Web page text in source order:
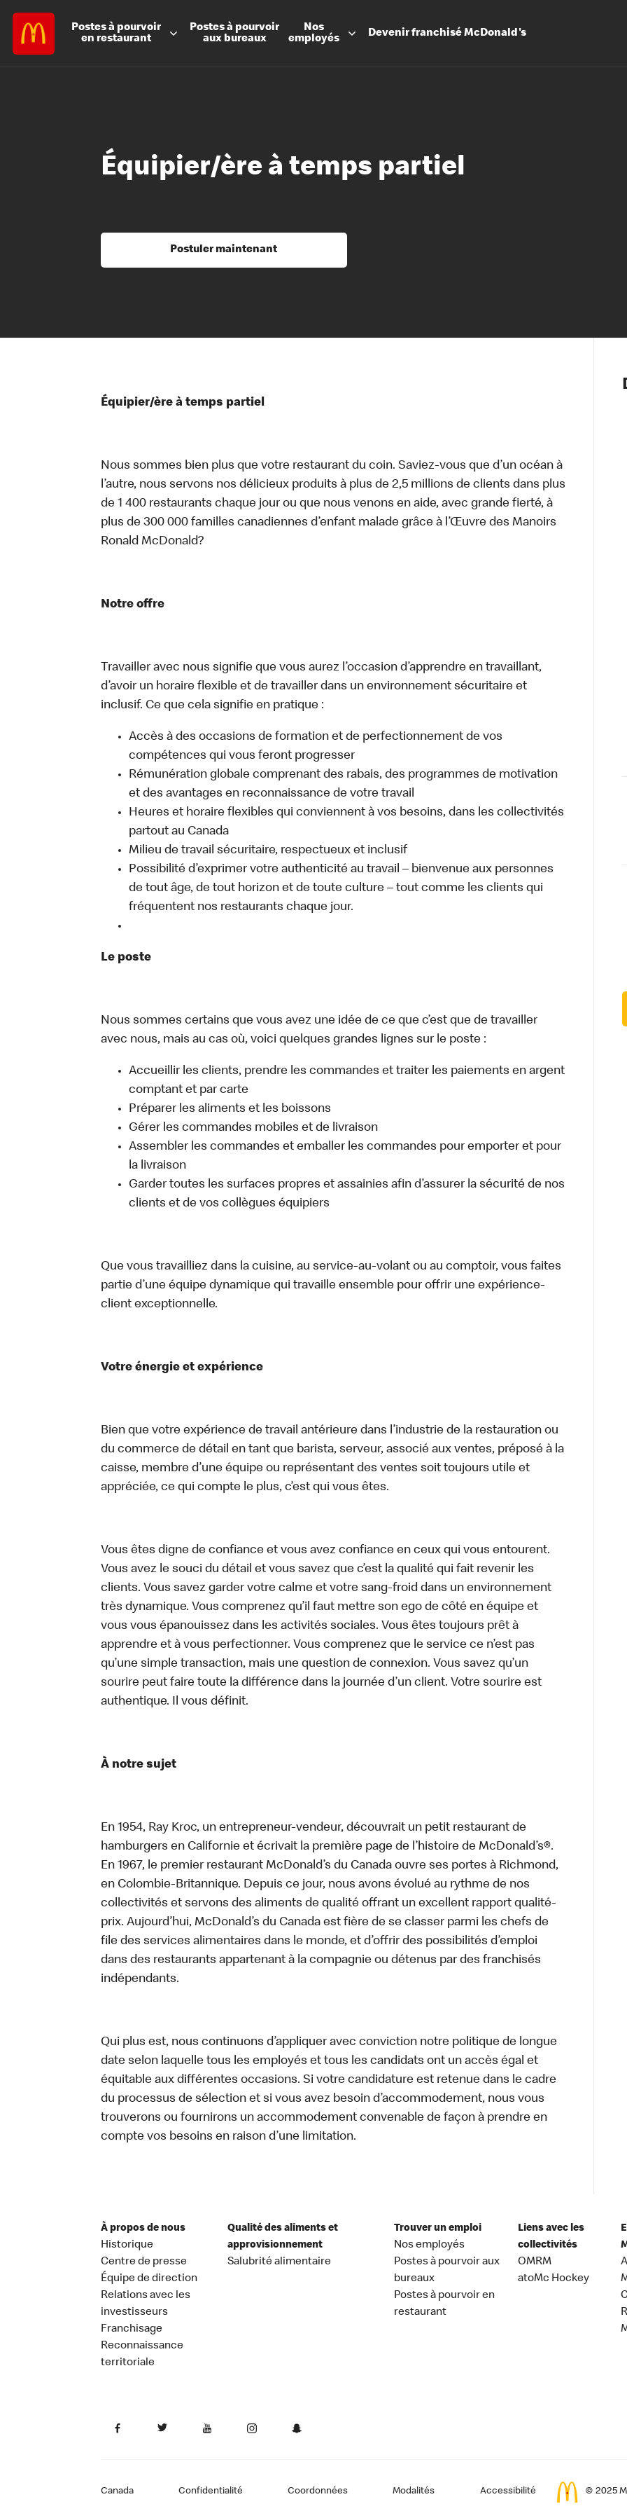
Postes à pourvoir
en restaurant
Postes à pourvoir
aux bureaux
Nos
employés
DevenirfranchiséMcDonald's
Les
Notre
Nos
Santé et
Équipier/ère à temps partiel
Postuler maintenant
Équipier/ère à temps partiel
Nous sommes bien plus que votre restaurant du coin. Saviez-vous que d’un océan à
l’autre, nous servons nos délicieux produits à plus de 2,5 millions de clients dans plus
de 1 400 restaurants chaque jour ou que nous venons en aide, avec grande fierté, à
plus de 300 000 familles canadiennes d’enfant malade grâce à l’Œuvre des Manoirs
Ronald McDonald?
Notre offre
Travailler avec nous signifie que vous aurez l’occasion d’apprendre en travaillant,
d’avoir un horaire flexible et de travailler dans un environnement sécuritaire et
inclusif. Ce que cela signifie en pratique :
Accès à des occasions de formation et de perfectionnement de vos
compétences qui vous feront progresser
Rémunération globale comprenant des rabais, des programmes de motivation
et des avantages en reconnaissance de votre travail
Heures et horaire flexibles qui conviennent à vos besoins, dans les collectivités
partout au Canada
Milieu de travail sécuritaire, respectueux et inclusif
Possibilité d’exprimer votre authenticité au travail – bienvenue aux personnes
de tout âge, de tout horizon et de toute culture – tout comme les clients qui
fréquentent nos restaurants chaque jour.
Le poste
Nous sommes certains que vous avez une idée de ce que c’est que de travailler
avec nous, mais au cas où, voici quelques grandes lignes sur le poste :
Accueillir les clients, prendre les commandes et traiter les paiements en argent
comptant et par carte
Préparer les aliments et les boissons
Gérer les commandes mobiles et de livraison
Assembler les commandes et emballer les commandes pour emporter et pour
la livraison
Garder toutes les surfaces propres et assainies afin d’assurer la sécurité de nos
clients et de vos collègues équipiers
Que vous travailliez dans la cuisine, au service-au-volant ou au comptoir, vous faites
partie d’une équipe dynamique qui travaille ensemble pour offrir une expérience-
client exceptionnelle.
Votre énergie et expérience
Bien que votre expérience de travail antérieure dans l’industrie de la restauration ou
du commerce de détail en tant que barista, serveur, associé aux ventes, préposé à la
caisse, membre d’une équipe ou représentant des ventes soit toujours utile et
appréciée, ce qui compte le plus, c’est qui vous êtes.
Vous êtes digne de confiance et vous avez confiance en ceux qui vous entourent.
Vous avez le souci du détail et vous savez que c’est la qualité qui fait revenir les
clients. Vous savez garder votre calme et votre sang-froid dans un environnement
très dynamique. Vous comprenez qu’il faut mettre son ego de côté en équipe et
vous vous épanouissez dans les activités sociales. Vous êtes toujours prêt à
apprendre et à vous perfectionner. Vous comprenez que le service ce n’est pas
qu’une simple transaction, mais une question de connexion. Vous savez qu’un
sourire peut faire toute la différence dans la journée d’un client. Votre sourire est
authentique. Il vous définit.
À notre sujet
En 1954, Ray Kroc, un entrepreneur-vendeur, découvrait un petit restaurant de
hamburgers en Californie et écrivait la première page de l’histoire de McDonald’s®.
En 1967, le premier restaurant McDonald’s du Canada ouvre ses portes à Richmond,
en Colombie-Britannique. Depuis ce jour, nous avons évolué au rythme de nos
collectivités et servons des aliments de qualité offrant un excellent rapport qualité-
prix. Aujourd’hui, McDonald’s du Canada est fière de se classer parmi les chefs de
file des services alimentaires dans le monde, et d’offrir des possibilités d’emploi
dans des restaurants appartenant à la compagnie ou détenus par des franchisés
indépendants.
Qui plus est, nous continuons d’appliquer avec conviction notre politique de longue
date selon laquelle tous les employés et tous les candidats ont un accès égal et
équitable aux différentes occasions. Si votre candidature est retenue dans le cadre
du processus de sélection et si vous avez besoin d’accommodement, nous vous
trouverons ou fournirons un accommodement convenable de façon à prendre en
compte vos besoins en raison d’une limitation.
À propos de nous
Historique
Centre de presse
Équipe de direction
Relations avec les
investisseurs
Franchisage
Reconnaissance
territoriale
Qualité des aliments et
approvisionnement
Salubrité alimentaire
Trouver un emploi
Nos employés
Postes à pourvoir aux
bureaux
Postes à pourvoir en
restaurant
Liens avec les
collectivités
OMRM
atoMc Hockey
Canada Confidentialité Coordonnées Modalités Accessibilité © 2025